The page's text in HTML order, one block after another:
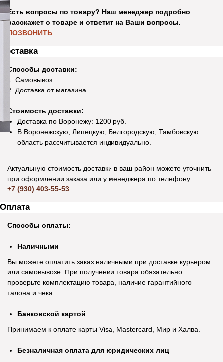
Есть вопросы по товару? Наш менеджер подробно
расскажет о товаре и ответит на Ваши вопросы.
ПОЗВОНИТЬ
Доставка
Способы доставки:
1. Самовывоз
2. Доставка от магазина
Стоимость доставки:
Доставка по Воронежу: 1200 руб.
В Воронежскую, Липецкую, Белгородскую, Тамбовскую
область рассчитывается индивидуально.
Актуальную стоимость доставки в ваш район можете уточнить
при оформлении заказа или у менеджера по телефону
+7 (930) 403-55-53
Оплата
Способы оплаты:
Наличными
Вы можете оплатить заказ наличными при доставке курьером
или самовывозе. При получении товара обязательно
проверьте комплектацию товара, наличие гарантийного
талона и чека.
Банковской картой
Принимаем к оплате карты Visa, Mastercard, Мир и Халва.
Безналичная оплата для юридических лиц